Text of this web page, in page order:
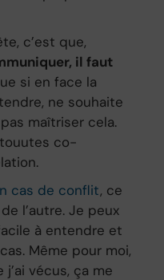
c’est que,
il faut
si en face la
ne souhaite
maîtriser cela.
co-
cas de conflit, ce
l’autre. Je peux
à entendre et
Même pour moi,
vécus, ça me